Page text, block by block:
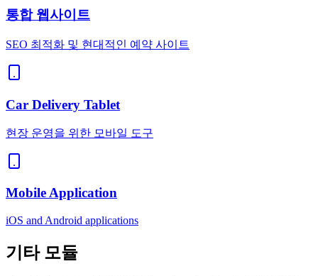
통합 웹사이트
SEO 최적화 및 현대적인 예약 사이트
Car Delivery Tablet
현장 운영을 위한 모바일 도구
Mobile Application
iOS and Android applications
기타 모듈